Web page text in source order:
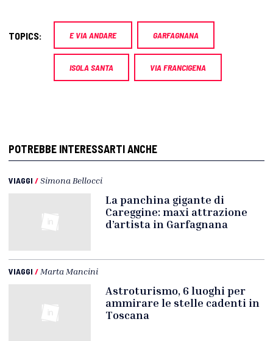
TOPICS: E VIA ANDARE GARFAGNANA
ISOLA SANTA VIA FRANCIGENA
POTREBBE INTERESSARTI ANCHE
VIAGGI /Simona Bellocci
La panchina gigante di
Careggine: maxi attrazione
d’artista in Garfagnana
VIAGGI / Marta Mancini
Astroturismo, 6 luoghi per
ammirare le stelle cadenti in
Toscana